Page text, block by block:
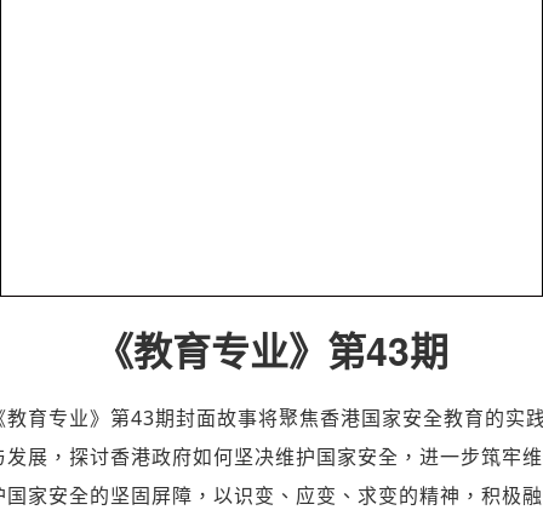
《教育专业》第43期
教育专业》第43期封面故事将聚焦香港国家安全教育的实
发展，探讨香港政府如何坚决维护国家安全，进一步筑牢维
国家安全的坚固屏障，以识变、应变、求变的精神，积极融